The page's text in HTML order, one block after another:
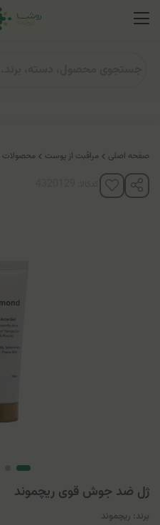
صفحه اصلی مراقبت از پوست محصولات
ژل ضد جوش قوی ریچموند
برند: ریچموند